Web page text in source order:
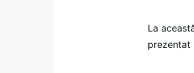
La
prezentat